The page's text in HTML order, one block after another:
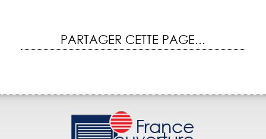
PARTAGER CETTE PAGE...